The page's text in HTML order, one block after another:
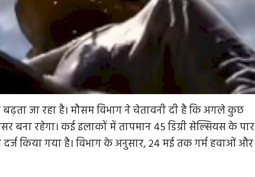
जा रहा है। मौसम विभाग ने चेतावनी दी है कि अगले कुछ
बना रहेगा। कई इलाकों में तापमान 45 डिग्री सेल्सियस के पार
किया गया है। विभाग के अनुसार, 24 मई तक गर्म हवाओं और